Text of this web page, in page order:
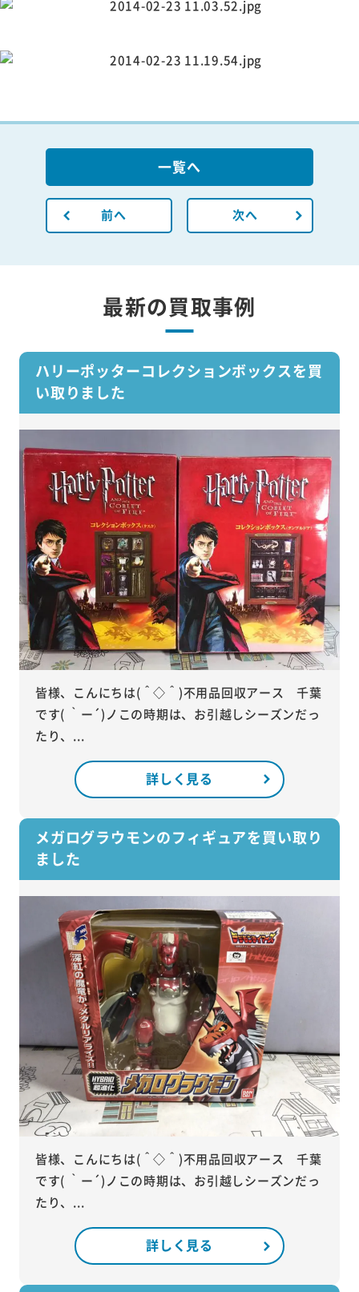
前へ
一覧へ
次へ
最新の買取事例
ハリーポッターコレクションボックスを買
い取りました
皆様、こんにちは(＾◇＾)不用品回収アース 千葉
です( ｀ー´)ノこの時期は、お引越しシーズンだっ
たり、...
詳しく見る
メガログラウモンのフィギュアを買い取り
ました
皆様、こんにちは(＾◇＾)不用品回収アース 千葉
です( ｀ー´)ノこの時期は、お引越しシーズンだっ
たり、...
詳しく見る